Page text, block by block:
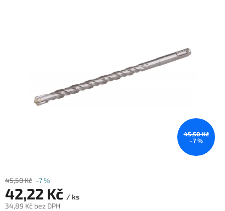
45,50 Kč
–7 %
45,50 Kč –7 %
42,22 Kč / ks
34,89 Kč bez DPH